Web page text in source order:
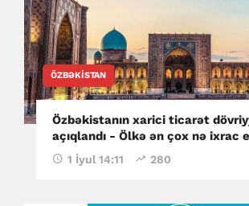
ÖZBƏKISTAN
Özbəkistanın xarici ticarət
açıqlandı - Ölkə ən çox nə ixrac
1 İyul 14:11 280